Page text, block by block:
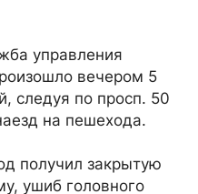
управления
вечером 5
следуя по просп. 50
на пешехода.
получил закрытую
ушиб головного